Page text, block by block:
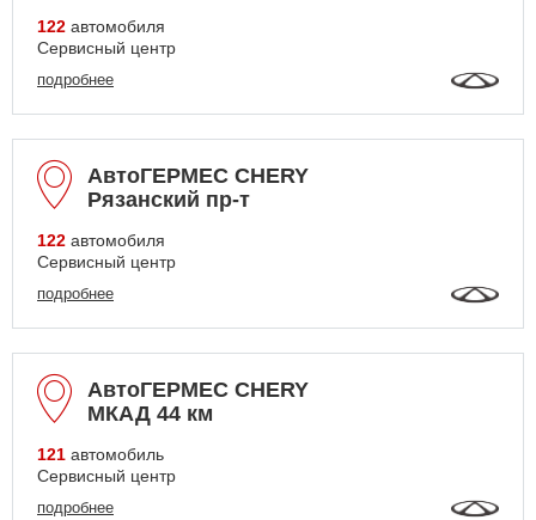
122 автомобиля
Сервисный центр
подробнее
АвтоГЕРМЕС CHERY
Рязанский пр-т
122 автомобиля
Сервисный центр
подробнее
АвтоГЕРМЕС CHERY
МКАД 44 км
121 автомобиль
Сервисный центр
подробнее